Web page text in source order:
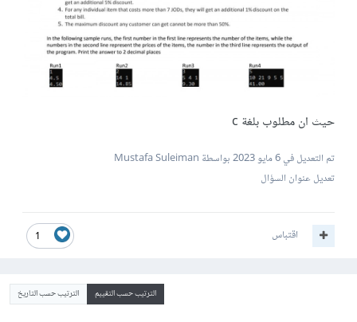
حيث ان مطلوب بلغة c
تم التعديل في6 مايو 2023
بواسطة Mustafa Suleiman
تعديل عنوان السؤال
1 اقتباس
الترتيب حسب التقييم الترتيب حسب التاريخ